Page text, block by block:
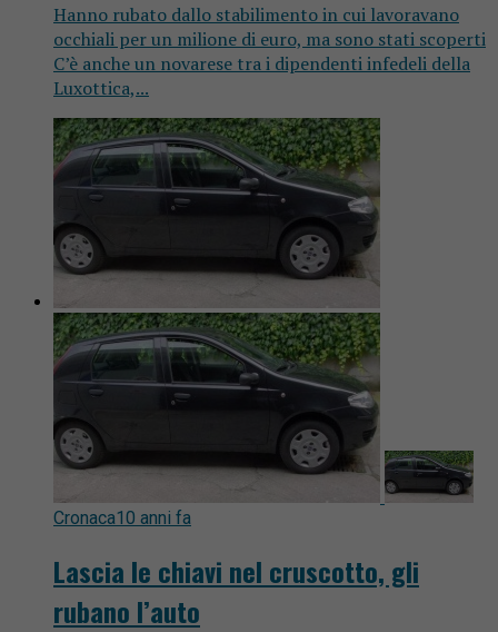
Hanno rubato dallo stabilimento in cui lavoravano
occhiali per un milione di euro, ma sono stati scoperti
C’è anche un novarese tra i dipendenti infedeli della
Luxottica,...
Cronaca10 anni fa
Lascia le chiavi nel cruscotto, gli
rubano l’auto